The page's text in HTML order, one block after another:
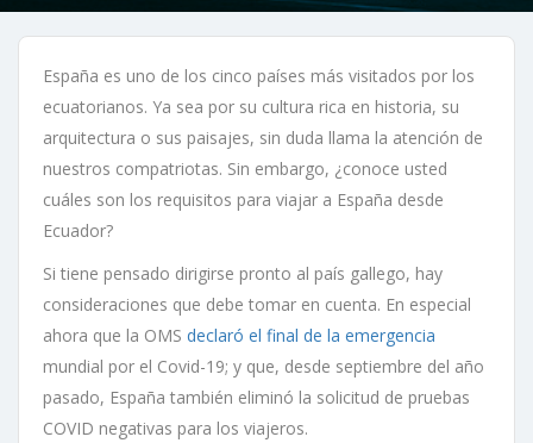
España es uno de los cinco países más visitados por los
ecuatorianos. Ya sea por su cultura rica en historia, su
arquitectura o sus paisajes, sin duda llama la atención de
nuestros compatriotas. Sin embargo, ¿conoce usted
cuáles son los requisitos para viajar a España desde
Ecuador?
Si tiene pensado dirigirse pronto al país gallego, hay
consideraciones que debe tomar en cuenta. En especial
ahora que la OMS declaró el final de la emergencia
mundial por el Covid-19; y que, desde septiembre del año
pasado, España también eliminó la solicitud de pruebas
COVID negativas para los viajeros.